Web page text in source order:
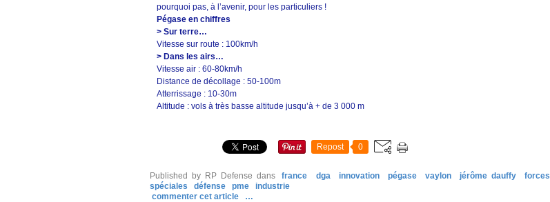
pourquoi pas, à l’avenir, pour les particuliers !
Pégase en chiffres
> Sur terre…
Vitesse sur route : 100km/h
> Dans les airs…
Vitesse air : 60-80km/h
Distance de décollage : 50-100m
Atterrissage : 10-30m
Altitude : vols à très basse altitude jusqu’à + de 3 000 m
Repost 0
Published by RP Defense dans france dga innovation pégase vaylon jérôme dauffy
forces
spéciales
défense pme
industrie
commenter cet article
…